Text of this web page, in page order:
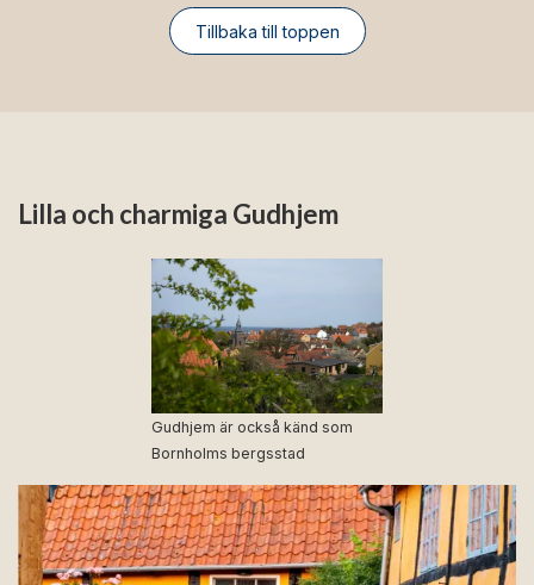
Tillbaka till toppen
Lilla och charmiga Gudhjem
Gudhjem är också känd som
Bornholms bergsstad